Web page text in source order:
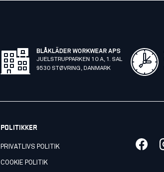
BLÅKLÄDER WORKWEAR APS
JUELSTRUPPARKEN 10 A, 1. SAL
9530 STØVRING, DANMARK
POLITIKKER
PRIVATLIVS POLITIK
COOKIE POLITIK